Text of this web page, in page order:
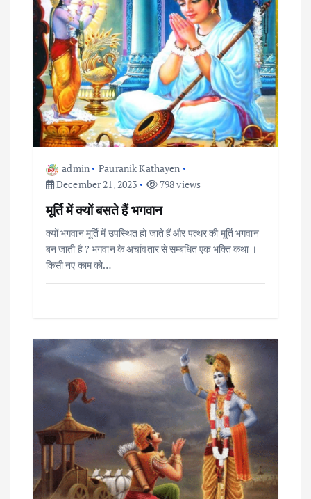
g
a
admin
Pauranik Kathayen
December 21, 2023
798 views
मूर्ति में क्यों बसते हैं भगवान
क्यों भगवान मूर्ति में उपस्थित हो जाते हैं और पत्थर की मूर्ति भगवान
बन जाती है ? भगवान के अर्चावतार से सम्बधित एक भक्ति कथा ।
किसी नए काम को…